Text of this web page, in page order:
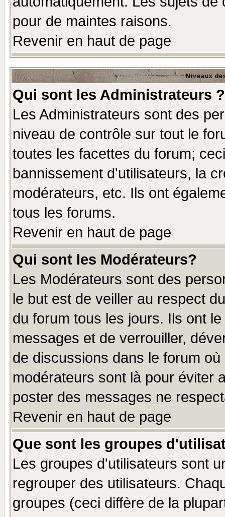
pour de maintes raisons.
Revenir en haut de page
Niveaux
Qui sont les Administrateurs ?
Les Administrateurs sont des
niveau de contrôle sur tout le
toutes les facettes du forum;
bannissement d'utilisateurs, la
modérateurs, etc. Ils ont
tous les forums.
Revenir en haut de page
Qui sont les Modérateurs?
Les Modérateurs sont des
le but est de veiller au respect
du forum tous les jours. Ils ont
messages et de verrouiller,
de discussions dans le forum
modérateurs sont là pour éviter
poster des messages ne
Revenir en haut de page
Que sont les groupes
Les groupes d'utilisateurs sont
regrouper des utilisateurs.
groupes (ceci diffère de la